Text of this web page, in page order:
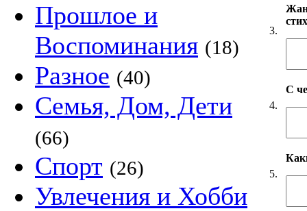
Прошлое и
Воспоминания (18)
Разное (40)
Семья, Дом, Дети
(66)
Спорт (26)
Увлечения и Хобби
3.
4.
С
5.